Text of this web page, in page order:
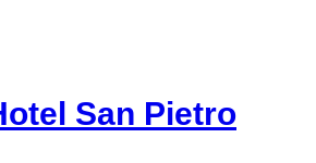
San Pietro